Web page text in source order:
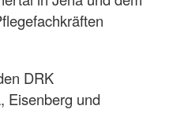
DRK
Eisenberg und